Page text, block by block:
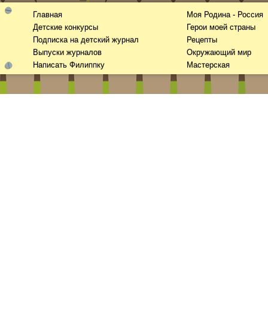
Главная
Детские конкурсы
Подписка на детский журнал
Выпуски журналов
Написать Филиппку
Моя Родина - Россия
Герои моей страны
Рецепты
Окружающий мир
Мастерская